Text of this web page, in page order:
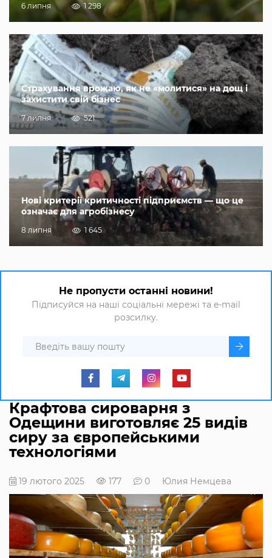
6 липня 1 298
Страхування врожаю, як не «молитися» на дощ і
захистити свій бізнес
7 липня 521
Нові критерії критичності підприємств — що це
означає для агробізнесу
8 липня 1 645
Не пропусти останні новини!
Підписуйся на наші соціальні мережі та e-mail
розсилку.
Крафтова сироварня з
Одещини виготовляє 25 видів
сиру за європейськими
технологіями
19 лютого 2025 177 0 Юлия Немцева